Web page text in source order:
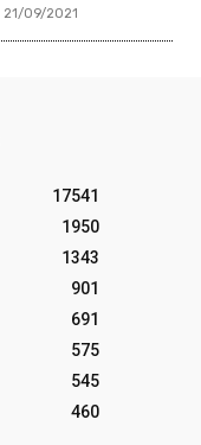
21/09/2021
17541
1950
1343
901
691
575
545
460